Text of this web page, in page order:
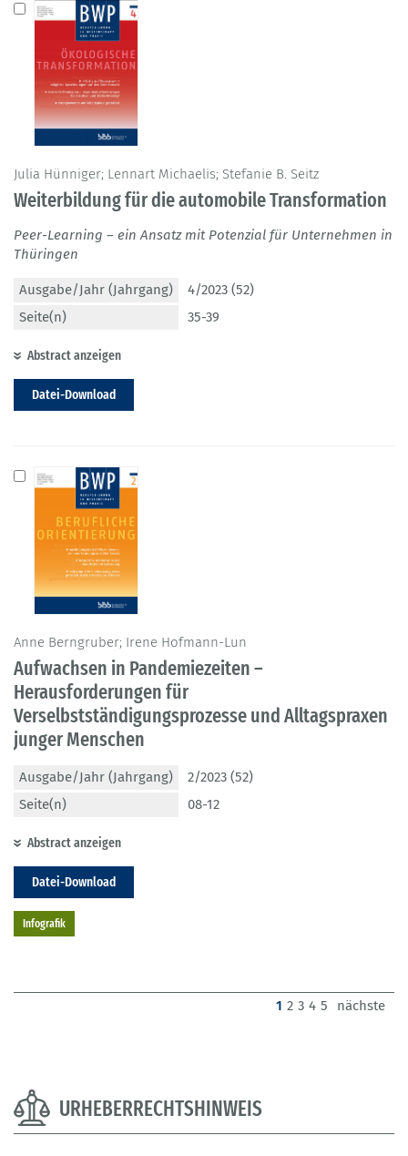
Julia Hünniger; Lennart Michaelis; Stefanie B. Seitz
Weiterbildung für die automobile Transformation
Peer-Learning – ein Ansatz mit Potenzial für Unternehmen in
Thüringen
Ausgabe/Jahr (Jahrgang)
4/2023 (52)
Seite(n)
35-39
Abstract anzeigen
Datei-Download
Anne Berngruber; Irene Hofmann-Lun
Aufwachsen in Pandemiezeiten –
Herausforderungen für
Verselbstständigungsprozesse und Alltagspraxen
junger Menschen
Ausgabe/Jahr (Jahrgang)
2/2023 (52)
Seite(n)
08-12
Abstract anzeigen
Datei-Download
Infografik
1 (current)
2 3 4 5 nächste
URHEBERRECHTSHINWEIS